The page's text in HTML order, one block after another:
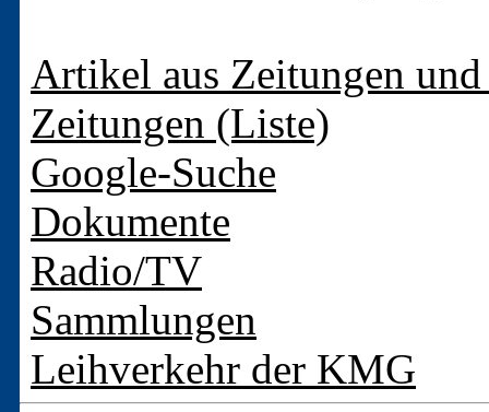
Artikel aus Zeitungen
Zeitungen (Liste)
Google-Suche
Dokumente
Radio/TV
Sammlungen
Leihverkehr der KMG